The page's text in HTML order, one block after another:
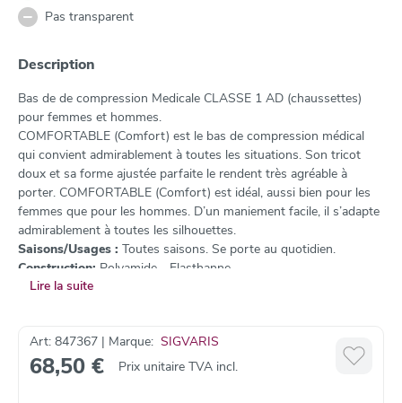
Pas transparent
Description
Bas de de compression Medicale CLASSE 1 AD (chaussettes)
pour femmes et hommes.
COMFORTABLE (Comfort) est le bas de compression médical
qui convient admirablement à toutes les situations. Son tricot
doux et sa forme ajustée parfaite le rendent très agréable à
porter. COMFORTABLE (Comfort) est idéal, aussi bien pour les
femmes que pour les hommes. D’un maniement facile, il s’adapte
admirablement à toutes les silhouettes.
Saisons/Usages : Toutes saisons. Se porte au quotidien.
Construction: Polyamide - Elasthanne
Indications:
Après sclérothérapie ou chirurgie des varices
Grossesse et post partum
Lire la suite
Art: 847367 | Marque: SIGVARIS
68,50 € Prix unitaire TVA incl.